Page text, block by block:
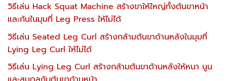
วิธีเล่น Hack Squat Machine สร้างขาให้ใหญ่ทั้งต้นขาหน้า
และก้นในมุมที่ Leg Press ให้ไม่ได้
วิธีเล่น Seated Leg Curl สร้างกล้ามต้นขาด้านหลังในมุมที่
Lying Leg Curl ให้ไม่ได้
วิธีเล่น Lying Leg Curl สร้างกล้ามต้นขาด้านหลังให้หนา นูน